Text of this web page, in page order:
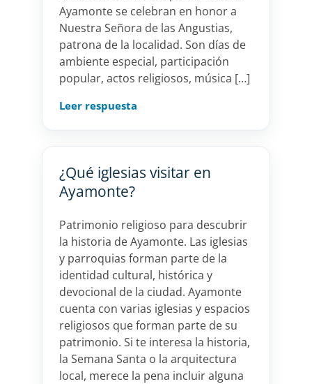
Ayamonte se celebran en honor a
Nuestra Señora de las Angustias,
patrona de la localidad. Son días de
ambiente especial, participación
popular, actos religiosos, música […]
Leer respuesta
¿Qué iglesias visitar en
Ayamonte?
Patrimonio religioso para descubrir
la historia de Ayamonte. Las iglesias
y parroquias forman parte de la
identidad cultural, histórica y
devocional de la ciudad. Ayamonte
cuenta con varias iglesias y espacios
religiosos que forman parte de su
patrimonio. Si te interesa la historia,
la Semana Santa o la arquitectura
local, merece la pena incluir alguna